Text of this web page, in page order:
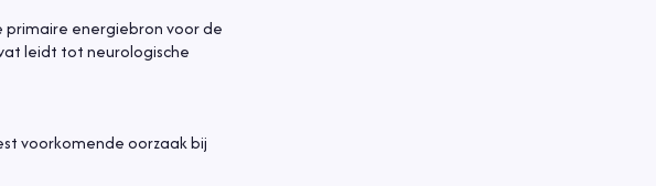
primaire energiebron voor de
leidt tot neurologische
voorkomende oorzaak bij